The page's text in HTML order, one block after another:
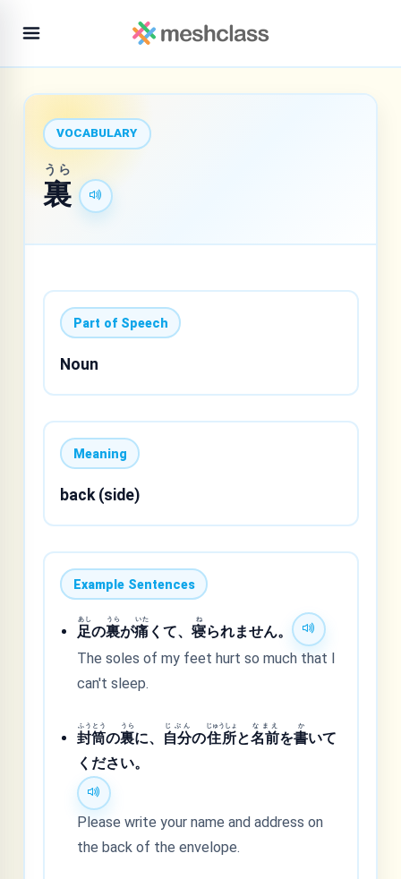
VOCABULARY
裏
うら
Part of Speech
Noun
Meaning
back (side)
Example Sentences
足
あし
の裏
うら
が痛
いた
くて、寝
ね
られません。
The soles of my feet hurt so much that I
can't sleep.
封筒
ふうとう
の裏
うら
に、 自分
じぶん
の住所
じゅうしょ
と名前
なまえ
を書
か
いて
ください。
Please write your name and address on
the back of the envelope.